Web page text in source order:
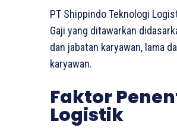
PT Shippindo Teknologi
Gaji yang ditawarkan
dan jabatan karyawan, lama
karyawan.
Faktor
Logistik